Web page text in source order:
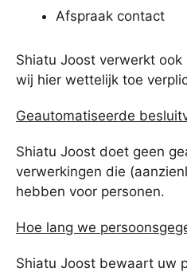
Afspraak contact
Shiatu Joost verwerkt
wij hier wettelijk toe
Geautomatiseerde
Shiatu Joost doet geen
verwerkingen die
hebben voor personen.
Hoe lang we
Shiatu Joost bewaart uw